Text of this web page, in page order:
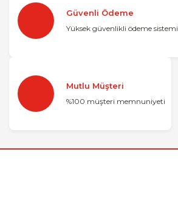
Güvenli Ödeme
Yüksek güvenlikli ödeme sistemi
Mutlu Müşteri
%100 müşteri memnuniyeti